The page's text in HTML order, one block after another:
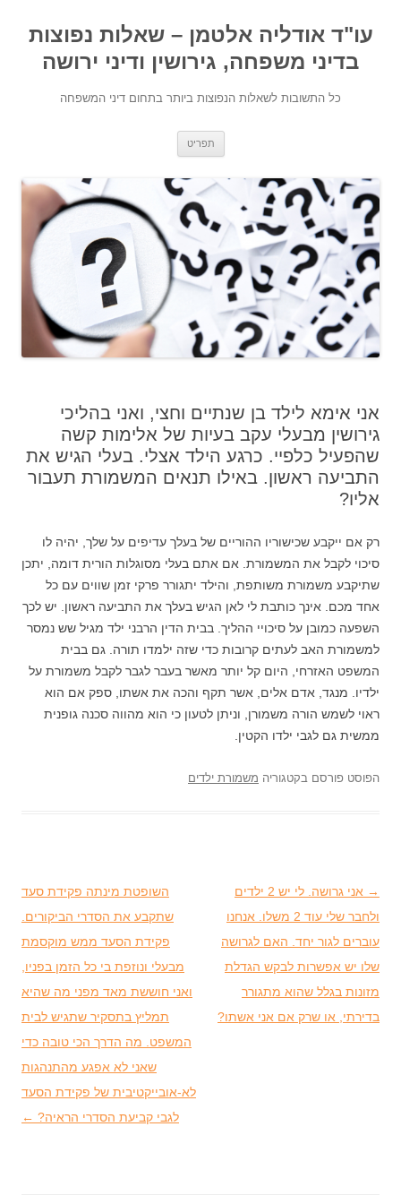
עו"ד אודליה אלטמן – שאלות נפוצות
בדיני משפחה, גירושין ודיני ירושה
כל התשובות לשאלות הנפוצות ביותר בתחום דיני המשפחה
תפריט
אני אימא לילד בן שנתיים וחצי, ואני בהליכי
גירושין מבעלי עקב בעיות של אלימות קשה
שהפעיל כלפיי. כרגע הילד אצלי. בעלי הגיש את
התביעה ראשון. באילו תנאים המשמורת תעבור
אליו?
רק אם ייקבע שכישוריו ההוריים של בעלך עדיפים על שלך, יהיה לו
סיכוי לקבל את המשמורת. אם אתם בעלי מסוגלות הורית דומה, יתכן
שתיקבע משמורת משותפת, והילד יתגורר פרקי זמן שווים עם כל
אחד מכם. אינך כותבת לי לאן הגיש בעלך את התביעה ראשון. יש לכך
השפעה כמובן על סיכויי ההליך. בבית הדין הרבני ילד מגיל שש נמסר
למשמורת האב לעתים קרובות כדי שזה ילמדו תורה. גם בבית
המשפט האזרחי, היום קל יותר מאשר בעבר לגבר לקבל משמורת על
ילדיו. מנגד, אדם אלים, אשר תקף והכה את אשתו, ספק אם הוא
ראוי לשמש הורה משמורן, וניתן לטעון כי הוא מהווה סכנה גופנית
ממשית גם לגבי ילדו הקטין.
הפוסט פורסם בקטגוריה משמורת ילדים
ניווט בפוסטים
→
אני גרושה. לי יש 2 ילדים
ולחבר שלי עוד 2 משלו. אנחנו
עוברים לגור יחד. האם לגרושה
שלו יש אפשרות לבקש הגדלת
מזונות בגלל שהוא מתגורר
בדירתי, או שרק אם אני אשתו?
השופטת מינתה פקידת סעד
שתקבע את הסדרי הביקורים.
פקידת הסעד ממש מוקסמת
מבעלי ונוזפת בי כל הזמן בפניו,
ואני חוששת מאד מפני מה שהיא
תמליץ בתסקיר שתגיש לבית
המשפט. מה הדרך הכי טובה כדי
שאני לא אפגע מהתנהגות
לא-אובייקטיבית של פקידת הסעד
לגבי קביעת הסדרי הראיה? ←